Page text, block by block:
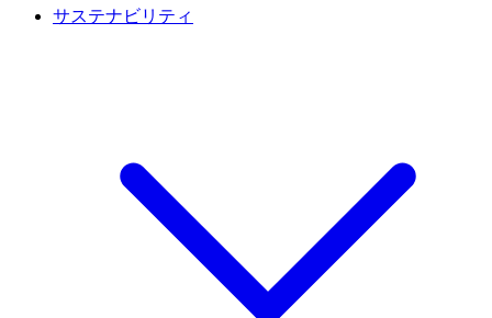
サステナビリティ